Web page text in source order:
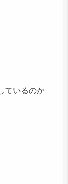
ているのか